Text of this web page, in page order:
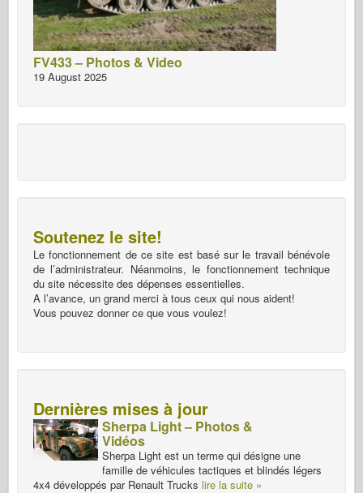
FV433 – Photos & Video
19 August 2025
Soutenez le site!
Le fonctionnement de ce site est basé sur le travail bénévole
de l’administrateur. Néanmoins, le fonctionnement technique
du site nécessite des dépenses essentielles.
A l’avance, un grand merci à tous ceux qui nous aident!
Vous pouvez donner ce que vous voulez!
Dernières mises à jour
Sherpa Light – Photos &
Vidéos
Sherpa Light est un terme qui désigne une
famille de véhicules tactiques et blindés légers
4x4 développés par Renault Trucks lire la suite »